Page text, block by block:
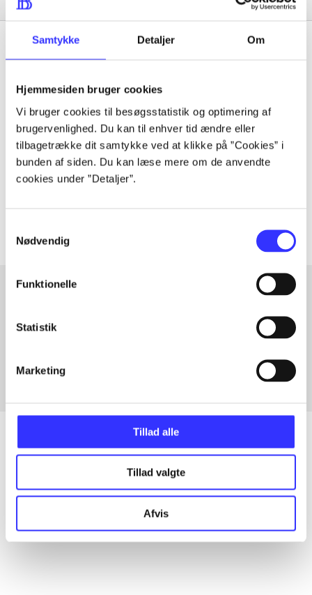
Samtykke Detaljer Om
Hjemmesiden bruger cookies
Vi bruger cookies til besøgsstatistik og optimering af
brugervenlighed. Du kan til enhver tid ændre eller
tilbagetrække dit samtykke ved at klikke på ”Cookies” i
bunden af siden. Du kan læse mere om de anvendte
cookies under ”Detaljer”.
Nødvendig
Funktionelle
Statistik
Marketing
Tillad alle
Tillad valgte
Afvis
Fashion designer
Tidsskrift
Artiklen er en del af
lorem ipsum dolor sit amet ...
Tidsskrift
Artikler med samme emner
Alle registrerede artikler fordelt på udgivelser